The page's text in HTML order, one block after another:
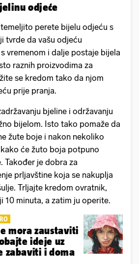
odjeće
perete bijelu odjeću s
tvrde da vašu odjeću
vremenom i dalje postaje bijela
raznih proizvodima za
se kredom tako da njom
prije pranja.
bjeline i održavanju
bijelom. Isto tako pomaže da
žute boje i nakon nekoliko
će žuto boja potpuno
Također je dobra za
prljavštine koja se nakuplja
Trljajte kredom ovratnik,
10 minuta, a zatim ju operite.
mora zaustaviti
ideje uz
zabaviti i doma